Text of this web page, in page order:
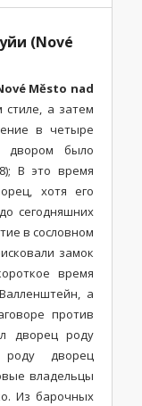
(Nové
Město nad
стиле, а затем
в четыре
двором было
В это время
хотя его
сегодняшних
в сословном
замок
время
а
против
дворец роду
дворец
владельцы
Из барочных